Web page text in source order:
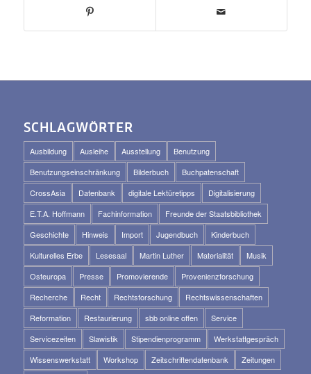
SCHLAGWÖRTER
Ausbildung Ausleihe Ausstellung
Benutzung
Benutzungseinschränkung
Bilderbuch
Buchpatenschaft
CrossAsia
Datenbank digitale Lektüretipps
Digitalisierung
E.T.A. Hoffmann
Fachinformation
Freunde der Staatsbibliothek
Geschichte
Hinweis Import Jugendbuch
Kinderbuch
Kulturelles Erbe
Lesesaal Martin Luther Materialität
Musik
Osteuropa
Presse Promovierende
Provenienzforschung
Recherche
Recht Rechtsforschung
Rechtswissenschaften
Reformation
Restaurierung sbb online offen
Service
Servicezeiten
Slawistik Stipendienprogramm
Werkstattgespräch
Wissenswerkstatt
Workshop Zeitschriftendatenbank
Zeitungen